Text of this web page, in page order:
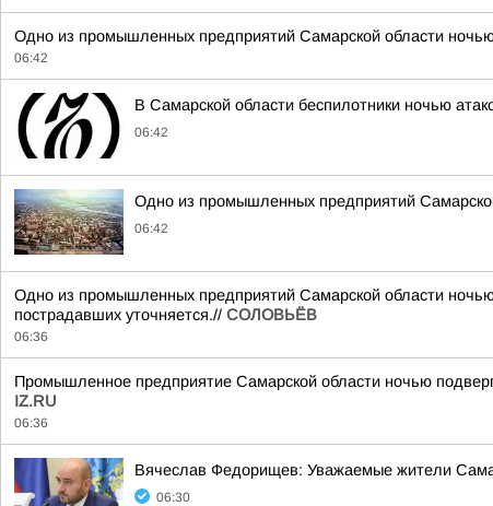
Одно из промышленных предприятий Самарской области
06:42
В Самарской области беспилотники ночью
06:42
Одно из промышленных предприятий
06:42
Одно из промышленных предприятий Самарской области
пострадавших уточняется.// СОЛОВЬЁВ
06:36
Промышленное предприятие Самарской области ночью
IZ.RU
06:36
Вячеслав Федорищев: Уважаемые жители
06:30